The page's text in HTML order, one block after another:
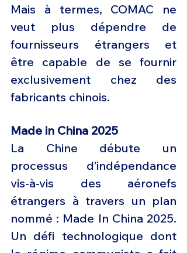
Mais à termes, COMAC ne
veut plus dépendre de
fournisseurs étrangers et
être capable de se fournir
exclusivement chez des
fabricants chinois.
Made in China 2025
La Chine débute un
processus d’indépendance
vis-à-vis des aéronefs
étrangers à travers un plan
nommé : Made In China 2025.
Un défi technologique dont